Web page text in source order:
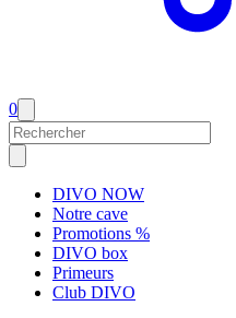
0
DIVO NOW
Notre cave
Promotions %
DIVO box
Primeurs
Club DIVO